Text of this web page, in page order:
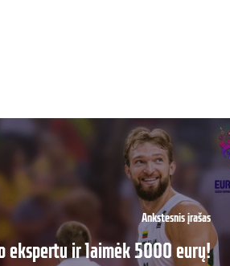
Ankstesnis įrašas
ekspertu ir laimėk 5000 eurų!